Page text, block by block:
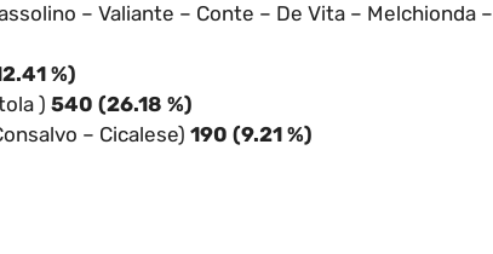
– Valiante – Conte – De Vita – Melchionda –
%)
) 540 (26.18 %)
– Cicalese) 190 (9.21 %)